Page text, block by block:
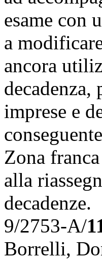
esame con
a
ancora
imprese e
Zona
alla
decadenze.
9/2753-A/
Borrelli,